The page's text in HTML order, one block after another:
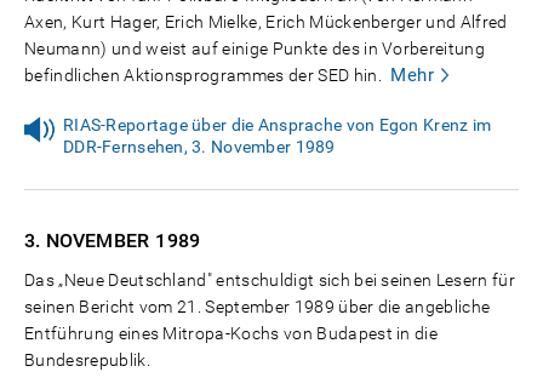
Axen, Kurt Hager, Erich Mielke, Erich Mückenberger und Alfred
Neumann) und weist auf einige Punkte des in Vorbereitung
befindlichen Aktionsprogrammes der SED hin.
Mehr
RIAS-Reportage über die Ansprache von Egon Krenz im
DDR-Fernsehen, 3. November 1989
3. NOVEMBER 1989
Das „Neue Deutschland" entschuldigt sich bei seinen Lesern für
seinen Bericht vom 21. September 1989 über die angebliche
Entführung eines Mitropa-Kochs von Budapest in die
Bundesrepublik.